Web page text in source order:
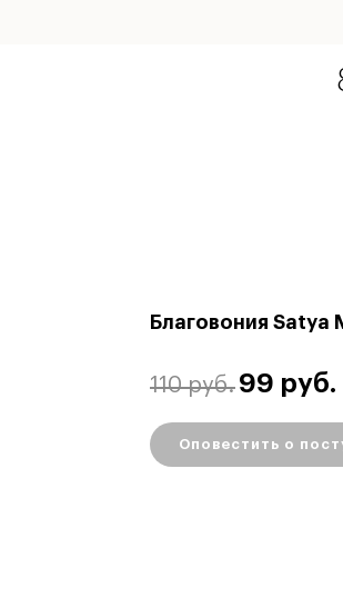
Благовония Satya
110 руб. 99 руб.
Оповестить о